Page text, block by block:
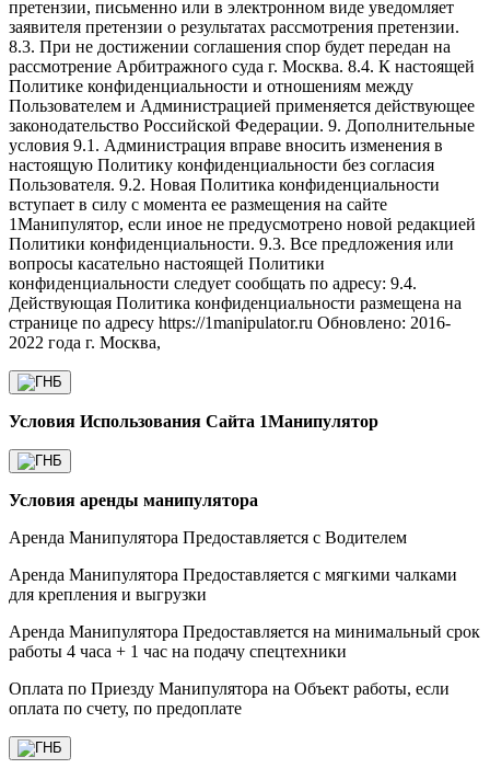
Условия Использования Сайта 1Манипулятор
Условия аренды манипулятора
Аренда Манипулятора Предоставляется с Водителем
Аренда Манипулятора Предоставляется с мягкими чалками
для крепления и выгрузки
Аренда Манипулятора Предоставляется на минимальный срок
работы 4 часа + 1 час на подачу спецтехники
Оплата по Приезду Манипулятора на Объект работы, если
оплата по счету, по предоплате